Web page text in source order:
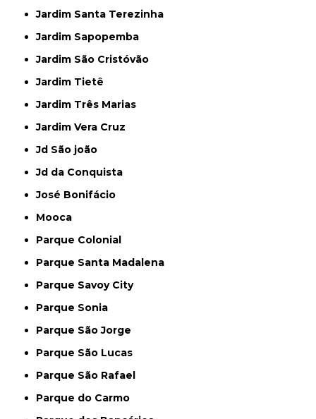
Jardim Santa Terezinha
Jardim Sapopemba
Jardim São Cristóvão
Jardim Tietê
Jardim Três Marias
Jardim Vera Cruz
Jd São joão
Jd da Conquista
José Bonifácio
Mooca
Parque Colonial
Parque Santa Madalena
Parque Savoy City
Parque Sonia
Parque São Jorge
Parque São Lucas
Parque São Rafael
Parque do Carmo